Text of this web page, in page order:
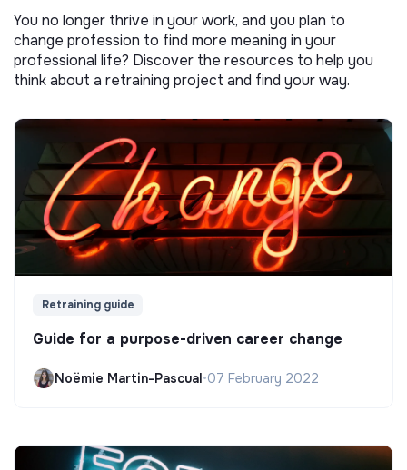
You no longer thrive in your work, and you plan to
change profession to find more meaning in your
professional life? Discover the resources to help you
think about a retraining project and find your way.
Retraining guide
Guide for a purpose-driven career change
Noëmie Martin-Pascual•07 February 2022